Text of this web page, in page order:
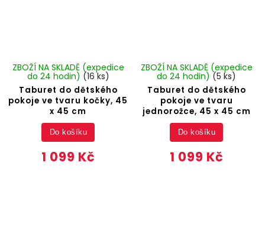
Taburet do dětského
pokoje ve tvaru kočky, 45
x 45 cm
ZBOŽÍ NA SKLADĚ (expedice
do 24 hodin) (16 ks)
1 099 Kč
Do košíku
Taburet do dětského
pokoje ve tvaru
jednorožce, 45 x 45 cm
ZBOŽÍ NA SKLADĚ (expedice
do 24 hodin) (5 ks)
1 099 Kč
Do košíku